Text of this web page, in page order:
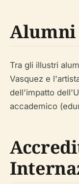
Tra gli illustri
Vasquez e
dell'impatto
accademico